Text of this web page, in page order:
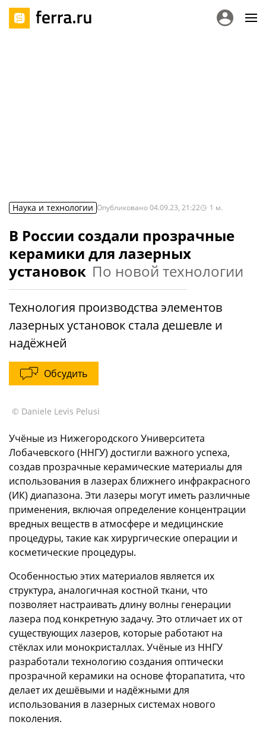
Наука и технологии Опубликовано04.09.23, 21:22 1 м.
В России создали прозрачные
керамики для лазерных
установок По новой технологии
Технология производства элементов
лазерных установок стала дешевле и
надёжней
Обсудить
© Daniele Levis Pelusi
Учёные из Нижегородского Университета
Лобачевского (ННГУ) достигли важного успеха,
создав прозрачные керамические материалы для
использования в лазерах ближнего инфракрасного
(ИК) диапазона. Эти лазеры могут иметь различные
применения, включая определение концентрации
вредных веществ в атмосфере и медицинские
процедуры, такие как хирургические операции и
косметические процедуры.
Особенностью этих материалов является их
структура, аналогичная костной ткани, что
позволяет настраивать длину волны генерации
лазера под конкретную задачу. Это отличает их от
существующих лазеров, которые работают на
стёклах или монокристаллах. Учёные из ННГУ
разработали технологию создания оптически
прозрачной керамики на основе фторапатита, что
делает их дешёвыми и надёжными для
использования в лазерных системах нового
поколения.